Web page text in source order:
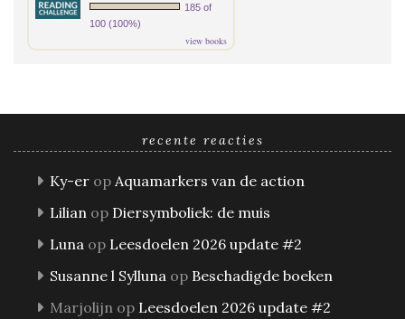
185 of
100 (100%)
view books
recente reacties
Ky-er op Aquamarkers van de action
Lilian op Diersymboliek: de muis
Luna op Leesdoelen 2026 update #2
Susanne l Sylluna op Beschadigde boeken
Marjolijn op Leesdoelen 2026 update #2